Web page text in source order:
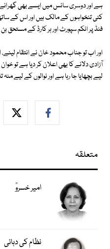
ہے اور دوسری سانس میں ایسے بھی گھرانے
کئی تنخواہوں کے مالک ہیں اور اس کے
فنڈ پر انکم سپورٹ اور ہر کارڈ کے مستحق
اور اب تو جناب محمود خان نے انتقام لینے،
آزادی دلانے کا بھی اعلان کر دیا ہے تو
لیے بچھایا جا رہا ہے اور نوالوں کے لیے
متعلقہ
امیر خسروؒ
نظام کی دہائی